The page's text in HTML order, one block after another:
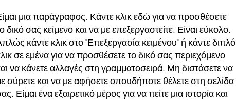
μια παράγραφος. Κάντε κλικ εδώ για να προσθέσετε
δικό σας κείμενο και να με επεξεργαστείτε. Είναι εύκολο.
κάντε κλικ στο "Επεξεργασία κειμένου" ή κάντε διπλό
σε εμένα για να προσθέσετε το δικό σας περιεχόμενο
να κάνετε αλλαγές στη γραμματοσειρά. Μη διστάσετε να
σύρετε και να με αφήσετε οπουδήποτε θέλετε στη σελίδα
Είμαι ένα εξαιρετικό μέρος για να πείτε μια ιστορία και